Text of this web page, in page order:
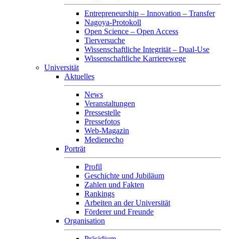
Entrepreneurship – Innovation – Transfer
Nagoya-Protokoll
Open Science – Open Access
Tierversuche
Wissenschaftliche Integrität – Dual-Use
Wissenschaftliche Karrierewege
Universität
Aktuelles
News
Veranstaltungen
Pressestelle
Pressefotos
Web-Magazin
Medienecho
Porträt
Profil
Geschichte und Jubiläum
Zahlen und Fakten
Rankings
Arbeiten an der Universität
Förderer und Freunde
Organisation